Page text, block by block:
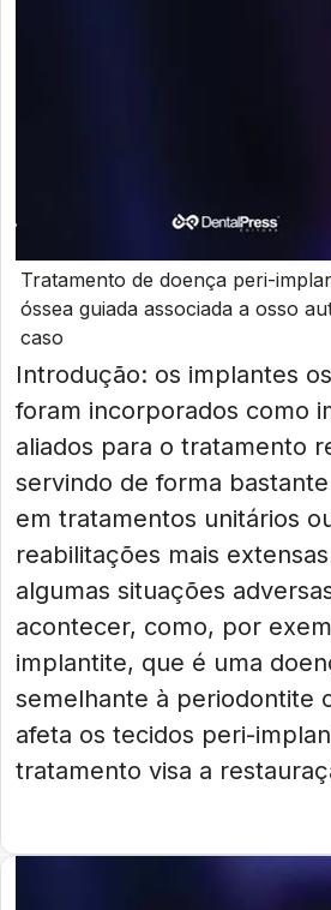
Tratamento de doença peri-
óssea guiada associada a osso
caso
Introdução: os implantes
foram incorporados como
aliados para o tratamento
servindo de forma
em tratamentos unitários
reabilitações mais
algumas situações
acontecer, como, por
implantite, que é uma
semelhante à periodontite
afeta os tecidos peri-
tratamento visa a